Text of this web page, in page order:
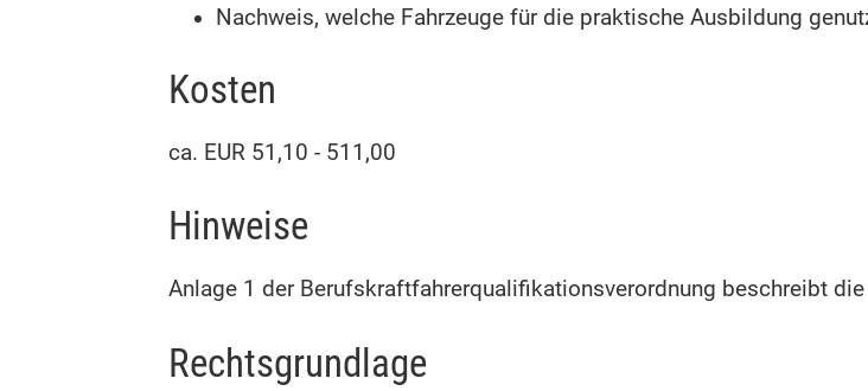
Nachweis, welche Fahrzeuge für die praktische Ausbildung
Kosten
ca. EUR 51,10 - 511,00
Hinweise
Anlage 1 der Berufskraftfahrerqualifikationsverordnung beschreibt
Rechtsgrundlage